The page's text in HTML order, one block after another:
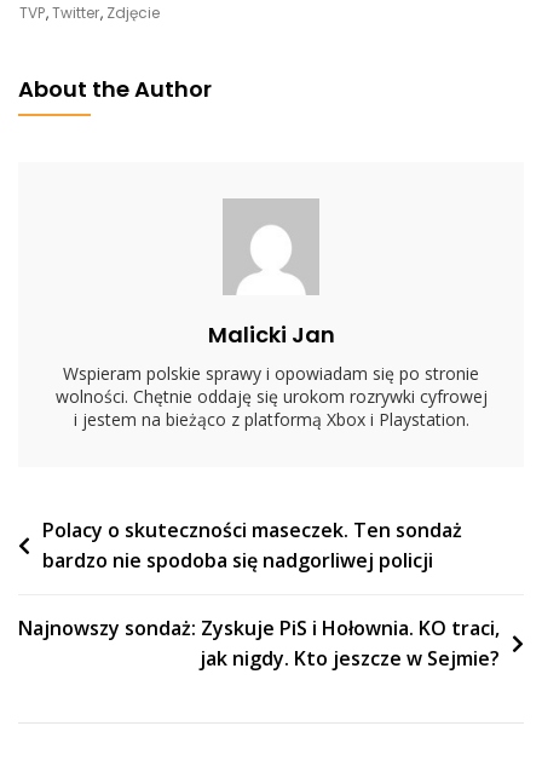
Parę
Mocnych
Słów
TVP,Twitter, Zdjęcie
About the Author
Malicki Jan
Wspieram polskie sprawy i opowiadam się po stronie
wolności. Chętnie oddaję się urokom rozrywki cyfrowej
i jestem na bieżąco z platformą Xbox i Playstation.
Nawigacja
wpisu
Polacy o skuteczności maseczek. Ten sondaż
bardzo nie spodoba się nadgorliwej policji
Najnowszy sondaż: Zyskuje PiS i Hołownia. KO traci,
jak nigdy. Kto jeszcze w Sejmie?